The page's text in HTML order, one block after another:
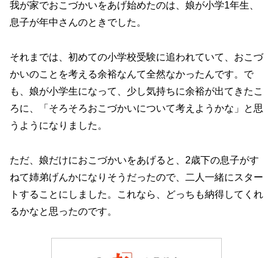
我が家でおこづかいをあげ始めたのは、娘が小学1年生、
息子が年中さんのときでした。
それまでは、初めての小学校受験に追われていて、おこづ
かいのことを考える余裕なんて全然なかったんです。で
も、娘が小学生になって、少し気持ちに余裕が出てきたこ
ろに、「そろそろおこづかいについて考えようかな」と思
うようになりました。
ただ、娘だけにおこづかいをあげると、2歳下の息子がす
ねて姉弟げんかになりそうだったので、二人一緒にスター
トすることにしました。これなら、どっちも納得してくれ
るかなと思ったのです。